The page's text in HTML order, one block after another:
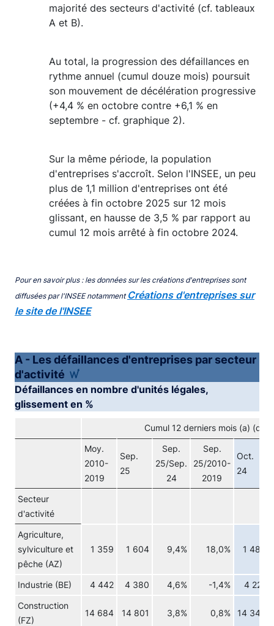
majorité des secteurs d'activité (cf. tableaux
A et B).
Au total, la progression des défaillances en
rythme annuel (cumul douze mois) poursuit
son mouvement de décélération progressive
(+4,4 % en octobre contre +6,1 % en
septembre - cf. graphique 2).
Sur la même période, la population
d'entreprises s'accroît. Selon l'INSEE, un peu
plus de 1,1 million d'entreprises ont été
créées à fin octobre 2025 sur 12 mois
glissant, en hausse de 3,5 % par rapport au
cumul 12 mois arrêté à fin octobre 2024.
Pour en savoir plus : les données sur les créations d'entreprises sont
diffusées par l'INSEE notamment Créations d'entreprises sur
le site de l'INSEE
A - Les défaillances d'entreprises par secteur
d'activité
Défaillances en nombre d'unités légales,
glissement en %
Cumul 12 derniers mois (a)
Moy.
2010-
2019
Sep.
25
Sep.
25/Sep.
24
Sep.
25/2010-
2019
Oct.
24
Secteur
d'activité
Agriculture,
sylviculture et
pêche (AZ)
1 359 1 604 9,4% 18,0% 1 480
Industrie (BE) 4 442 4 380 4,6% -1,4% 4 221
Construction
(FZ)
14 684 14 801 3,8% 0,8% 14 349